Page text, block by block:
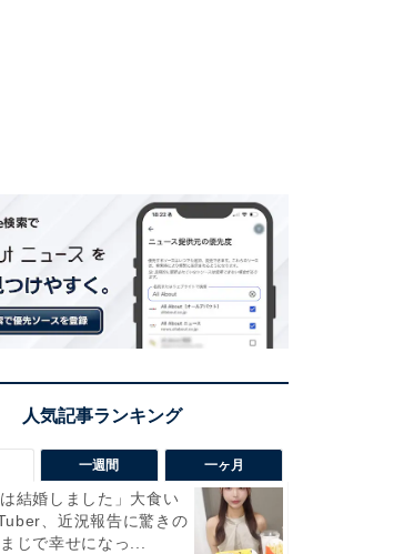
一週間 一ヶ月
は結婚しました」大食い
、近況報告に驚きの
じで幸せになっ...